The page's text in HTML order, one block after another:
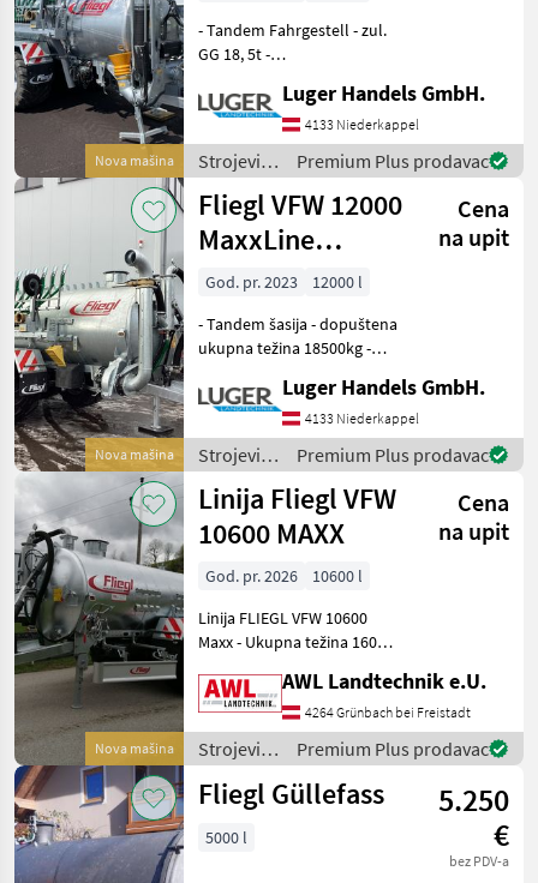
Nova mašina
- Tandem Fahrgestell - zul.
GG 18, 5t -
Zugöse - Fasskippzylinder
und Fallstützfuß - 2-Kreis
Druckluft mit ALB -
Parabelfederung Titan-
Aggrega
Luger Handels GmbH.
4133 Niederkappel
Strojevi
za
đubrenje,
gnojenje i
navodnjavanje
/ Fliegl
Premium Plus prodavac
Nova mašina
Fliegl VFW 12000
MaxxLine
tandem
Cena
na upit
God. pr. 2023
12000 l
- Tandem šasija - dopuštena
ukupna težina 18500kg -
za prevrtanje bubnja s
potpornom stopom - 2-
kružni komprimirani zrak s
ALB - Par
Luger Handels GmbH.
4133 Niederkappel
Strojevi
za
đubrenje,
gnojenje i
navodnjavanje
/ Fliegl
Premium Plus prodavac
Nova mašina
Linija Fliegl VFW
10600 MAXX
Cena
na upit
God. pr. 2026
10600 l
Linija FLIEGL VFW 10600
Maxx - Ukupna težina 16000
ušica za vuču 40mm -
Cilindar za naginjanje cijevi
s potpornom nogom pri
padu -2 k
AWL Landtechnik e.U.
4264 Grünbach bei Freistadt
Strojevi
za
đubrenje,
navodnjavanje
Premium Plus prodavac
Fliegl Güllefass
5.250
€
bez PDV-a
5000 l